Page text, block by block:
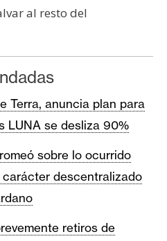
al resto del
Terra, anuncia plan para
LUNA se desliza 90%
sobre lo ocurrido
descentralizado
retiros de